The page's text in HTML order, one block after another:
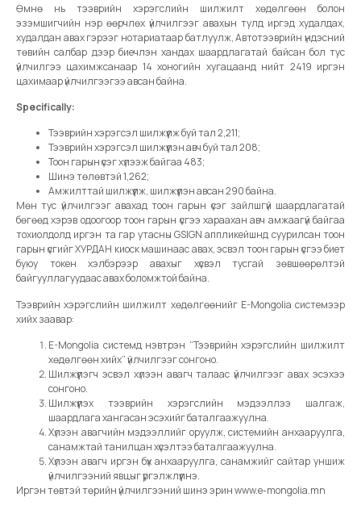
Өмнө нь тээврийн хэрэгслийн шилжилт хөдөлгөөн болон
эзэмшигчийн нэр өөрчлөх үйлчилгээг авахын тулд иргэд худалдах,
худалдан авах гэрээг нотариатаар батлуулж, Автотээврийн үндэсний
төвийн салбар дээр биечлэн хандах шаардлагатай байсан бол тус
үйлчилгээ цахимжсанаар 14 хоногийн хугацаанд нийт 2419 иргэн
цахимаар үйлчилгээгээ авсан байна.
Specifically:
Тээврийн хэрэгсэл шилжүүлж буй тал 2,211;
Тээврийн хэрэгсэл шилжүүлэн авч буй тал 208;
Тоон гарын үсэг хүлээж байгаа 483;
Шинэ төлөвтэй 1,262;
Амжилттай шилжүүлж, шилжүүлэн авсан 290 байна.
Мөн тус үйлчилгээг авахад тоон гарын үсэг зайлшгүй шаардлагатай
бөгөөд хэрэв одоогоор тоон гарын үсгээ хараахан авч амжаагүй байгаа
тохиолдолд иргэн та гар утасны GSIGN аппликейшнд суурилсан тоон
гарын үсгийг ХУРДАН киоск машинаас авах, эсвэл тоон гарын үсгээ биет
буюу токен хэлбэрээр авахыг хүсвэл тусгай зөвшөөрөлтэй
байгууллагуудаас авах боломжтой байна.
Тээврийн хэрэгслийн шилжилт хөдөлгөөнийг E-Mongolia системээр
хийх заавар:
E-Mongolia системд нэвтрэн “Тээврийн хэрэгслийн шилжилт
хөдөлгөөн хийх” үйлчилгээг сонгоно.
Шилжүүлэгч эсвэл хүлээн авагч талаас үйлчилгээг авах эсэхээ
сонгоно.
Шилжүүлэх тээврийн хэрэгслийн мэдээллээ шалгаж,
шаардлага хангасан эсэхийг баталгаажуулна.
Хүлээн авагчийн мэдээллийг оруулж, системийн анхааруулга,
санамжтай танилцан хүсэлтээ баталгаажуулна.
Хүлээн авагч иргэн бүх анхааруулга, санамжийг сайтар уншиж
үйлчилгээний явцыг үргэлжлүүлнэ.
Иргэн төвтэй төрийн үйлчилгээний шинэ эрин www.e-mongolia.mn